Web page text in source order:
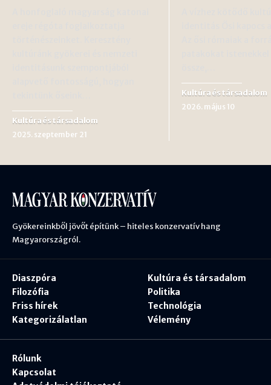
Kultúra és társadalom
2025. szeptember 21
Kultúra és társadalom
2026. május 10
Gyökereinkből jövőt építünk – hiteles konzervatív hang
Magyarországról.
Diaszpóra
Filozófia
Friss hírek
Kategorizálatlan
Kultúra és társadalom
Politika
Technológia
Vélemény
Rólunk
Kapcsolat